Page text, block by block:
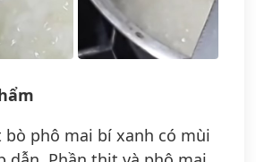
bò phô mai bí xanh có mùi